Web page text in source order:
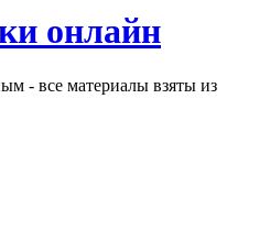
онлайн
- все материалы взяты из